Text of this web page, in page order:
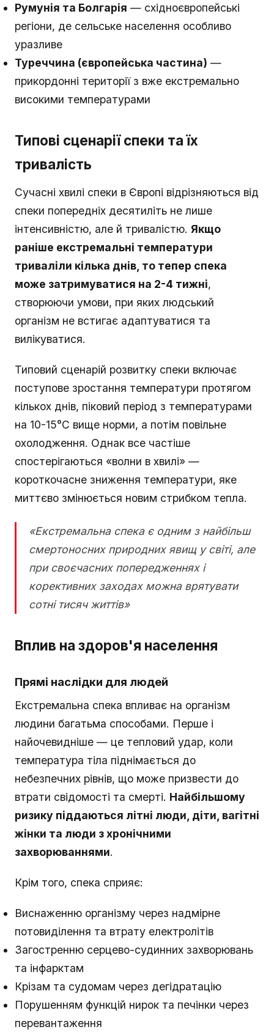
Румунія та Болгарія — східноєвропейські
регіони, де сельське населення особливо
уразливе
Туреччина (європейська частина) —
прикордонні території з вже екстремально
високими температурами
Типові сценарії спеки та їх
тривалість
Сучасні хвилі спеки в Європі відрізняються від
спеки попередніх десятиліть не лише
інтенсивністю, але й тривалістю. Якщо
раніше екстремальні температури
триваліли кілька днів, то тепер спека
може затримуватися на 2-4 тижні,
створюючи умови, при яких людський
організм не встигає адаптуватися та
вилікуватися.
Типовий сценарій розвитку спеки включає
поступове зростання температури протягом
кількох днів, піковий період з температурами
на 10-15°C вище норми, а потім повільне
охолодження. Однак все частіше
спостерігаються «волни в хвилі» —
короткочасне зниження температури, яке
миттєво змінюється новим стрибком тепла.
«Екстремальна спека є одним з найбільш
смертоносних природних явищ у світі, але
при своєчасних попередженнях і
корективних заходах можна врятувати
сотні тисяч життів»
Вплив на здоров'я населення
Прямі наслідки для людей
Екстремальна спека впливає на організм
людини багатьма способами. Перше і
найочевидніше — це тепловий удар, коли
температура тіла піднімається до
небезпечних рівнів, що може призвести до
втрати свідомості та смерті. Найбільшому
ризику піддаються літні люди, діти, вагітні
жінки та люди з хронічними
захворюваннями.
Крім того, спека сприяє:
Виснаженню організму через надмірне
потовиділення та втрату електролітів
Загостренню серцево-судинних захворювань
та інфарктам
Крізам та судомам через дегідратацію
Порушенням функцій нирок та печінки через
перевантаження